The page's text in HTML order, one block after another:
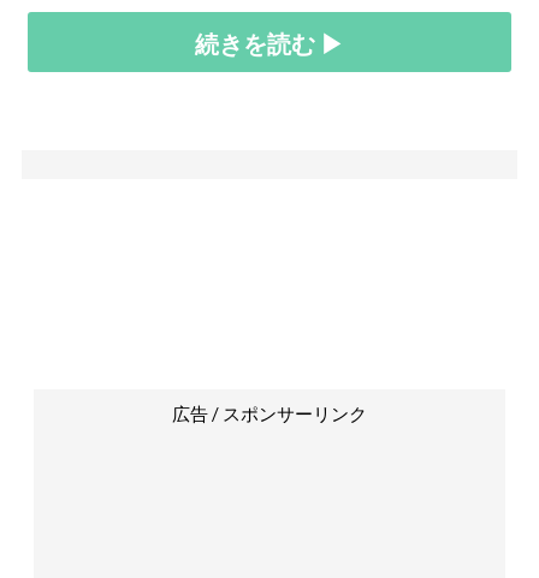
続きを読む ▶
広告 / スポンサーリンク